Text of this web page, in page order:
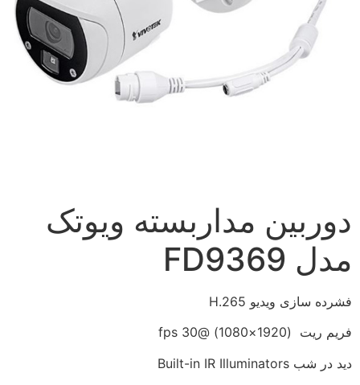
دوربین مداربسته ویوتک
مدل FD9369
فشرده سازی ویدیو H.265
فریم ریت (1920×1080) @30 fps
دید در شب Built-in IR Illuminators